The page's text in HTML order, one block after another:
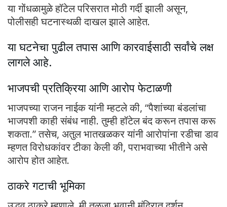
या गोंधळामुळे हॉटेल परिसरात मोठी गर्दी झाली असून,
पोलीसही घटनास्थळी दाखल झाले आहेत.
या घटनेचा पुढील तपास आणि कारवाईसाठी सर्वांचे लक्ष
लागले आहे.
भाजपची प्रतिक्रिया आणि आरोप फेटाळणी
भाजपच्या राजन नाईक यांनी म्हटले की, “पैशांच्या बंडलांचा
भाजपशी काही संबंध नाही. तुम्ही हॉटेल बंद करून तपास करू
शकता.” तसेच, अतुल भातखळकर यांनी आरोपांना रडीचा डाव
म्हणत विरोधकांवर टीका केली की, पराभवाच्या भीतीने असे
आरोप होत आहेत.
ठाकरे गटाची भूमिका